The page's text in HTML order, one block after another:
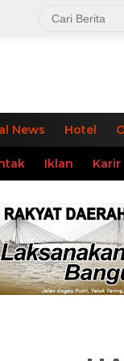
News Hotel
Iklan Karir